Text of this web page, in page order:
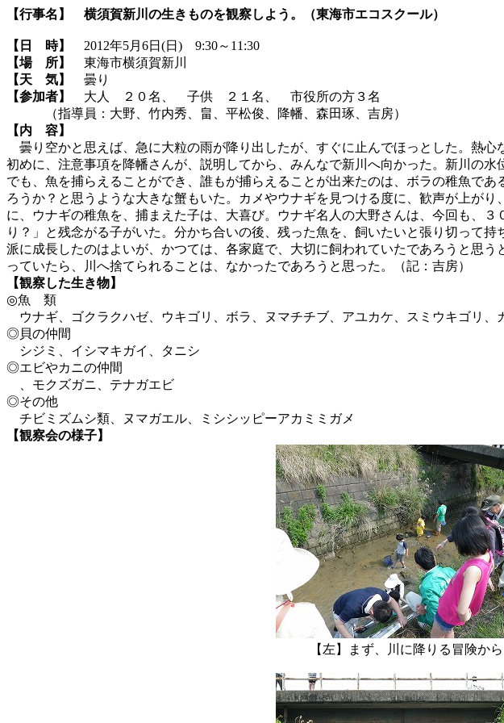
【行事名】 横須賀新川の生きものを観察しよう。（東海市エコスクール）
【日 時】
2012年5月6日(日) 9:30～11:30
【場 所】
東海市横須賀新川
【天 気】
曇り
【参加者】
大人 ２０名、 子供 ２１名、 市役所の方３名
（指導員：大野、竹内秀、畠、平松俊、降幡、森田琢、吉房）
【内 容】
曇り空かと思えば、急に大粒の雨が降り出したが、すぐに止んでほっとした。熱心
初めに、注意事項を降幡さんが、説明してから、みんなで新川へ向かった。新川の
でも、魚を捕らえることができ、誰もが捕らえることが出来たのは、ボラの稚魚で
ろうか？と思うような大きな蟹もいた。カメやウナギを見つける度に、歓声が上が
に、ウナギの稚魚を、捕まえた子は、大喜び。ウナギ名人の大野さんは、今回も、
り？」と残念がる子がいた。分かち合いの後、残った魚を、飼いたいと張り切って
派に成長したのはよいが、かつては、各家庭で、大切に飼われていたであろうと思
っていたら、川へ捨てられることは、なかったであろうと思った。（記：吉房）
【観察した生き物】
◎魚 類
ウナギ、ゴクラクハゼ、ウキゴリ、ボラ、ヌマチチブ、アユカケ、スミウキゴリ、
◎貝の仲間
シジミ、イシマキガイ、タニシ
◎エビやカニの仲間
、モクズガニ、テナガエビ
◎その他
チビミズムシ類、ヌマガエル、ミシシッピーアカミミガメ
【観察会の様子】
【左】まず、川に降りる冒